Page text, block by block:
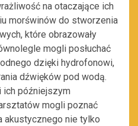
na otaczające ich
morświnów do stworzenia
które obrazowały
mogli posłuchać
dzięki hydrofonowi,
dźwięków pod wodą.
ich późniejszym
mogli poznać
nie tylko